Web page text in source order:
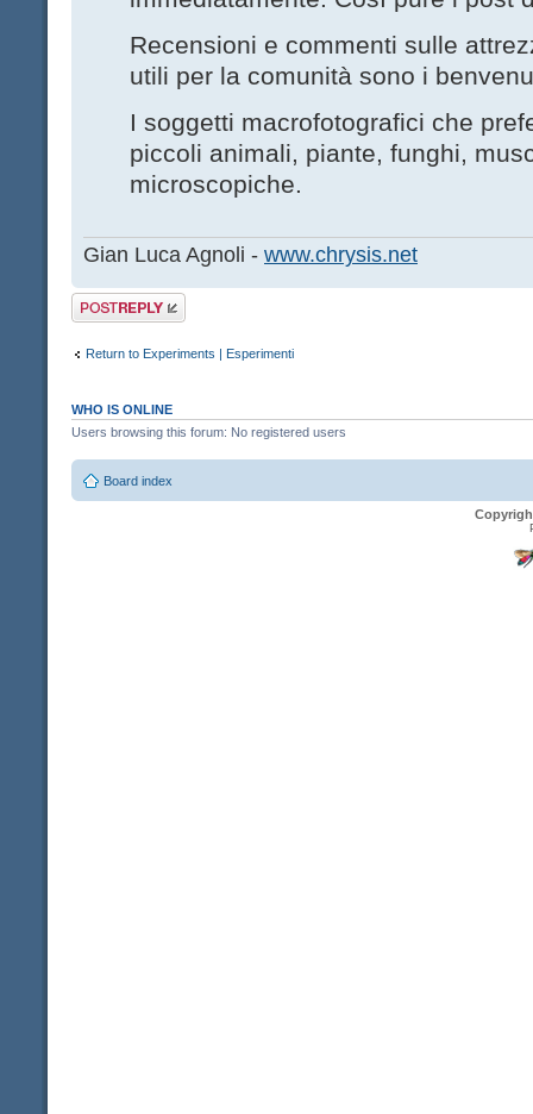
Recensioni e commenti sulle
utili per la comunità sono i
I soggetti macrofotografici che
piccoli animali, piante, funghi,
microscopiche.
Gian Luca Agnoli - www.chrysis.net
Post a reply
Return to Experiments | Esperimenti
WHO IS ONLINE
Users browsing this forum: No registered users
Board index